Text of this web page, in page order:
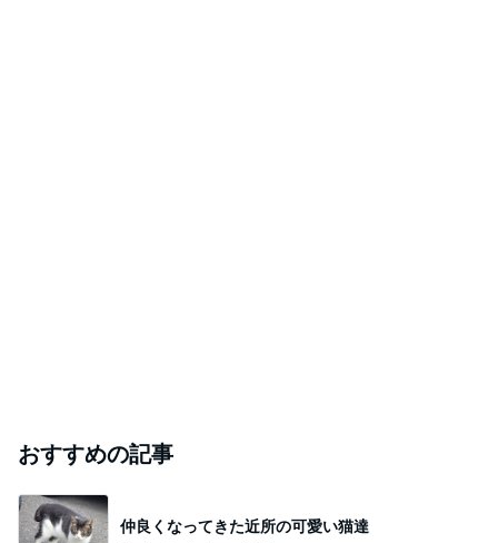
おすすめの記事
仲良くなってきた近所の可愛い猫達